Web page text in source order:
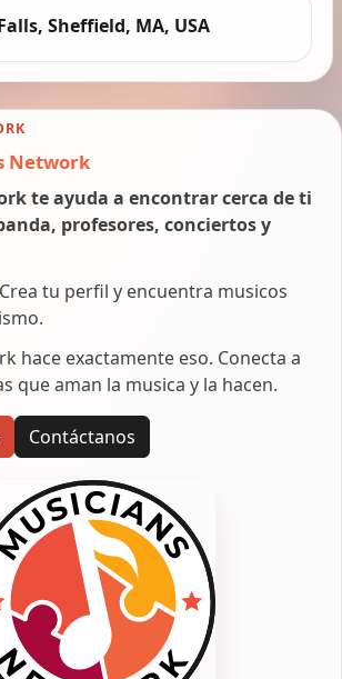
Sheffield, MA, USA
Network
te ayuda a encontrar cerca de ti
profesores, conciertos y
tu perfil y encuentra musicos
hace exactamente eso. Conecta a
que aman la musica y la hacen.
Contáctanos